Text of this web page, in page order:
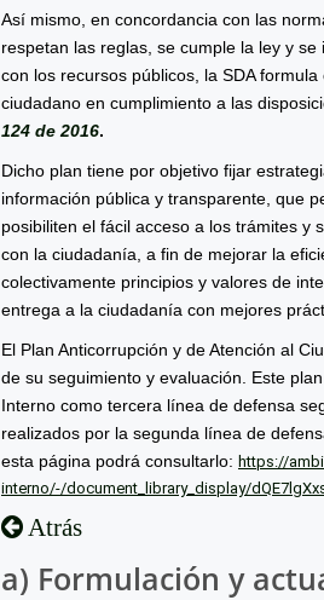
Así mismo, en concordancia con las
respetan las reglas, se cumple la ley y
con los recursos públicos, la SDA
ciudadano en cumplimiento a las
124 de 2016.
Dicho plan tiene por objetivo fijar
información pública y transparente, que
posibiliten el fácil acceso a los trámites y
con la ciudadanía, a fin de mejorar la
colectivamente principios y valores de
entrega a la ciudadanía con mejores
El Plan Anticorrupción y de Atención al
de su seguimiento y evaluación. Este
Interno como tercera línea de defensa
realizados por la segunda línea de
esta página podrá consultarlo: https://
interno/-/document_library_display/
Atrás
a) Formulación y